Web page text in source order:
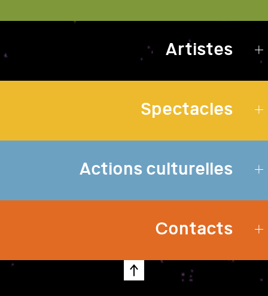
Artistes
Spectacles
Actions culturelles
Contacts